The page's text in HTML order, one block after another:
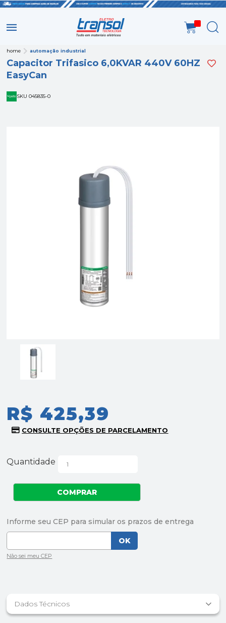
home automação industrial
Capacitor Trifasico 6,0KVAR 440V 60HZ
EasyCan
SKU 045835-0
R$ 425,39
Quantidade
Dados Técnicos